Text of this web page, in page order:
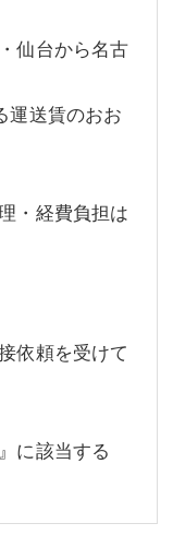
仙台から名古
運送賃のおお
・経費負担は
依頼を受けて
に該当する